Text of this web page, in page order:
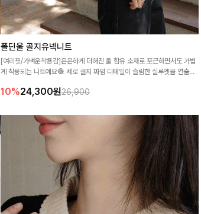
폴딘울 골지유넥니트
[여리핏/가벼운착용감]은은하게 더해진 울 함유 소재로 포근하면서도 가볍
게 착용되는 니트예요🧶 세로 골지 짜임 디테일이 슬림한 실루엣을 연출해
10%24,300원26,900